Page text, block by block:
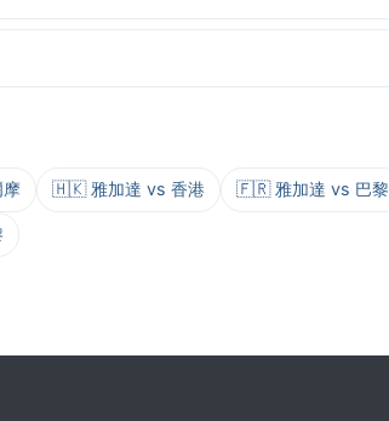
🇭🇰 雅加達 vs 香港 🇫🇷 雅加達 vs 巴黎